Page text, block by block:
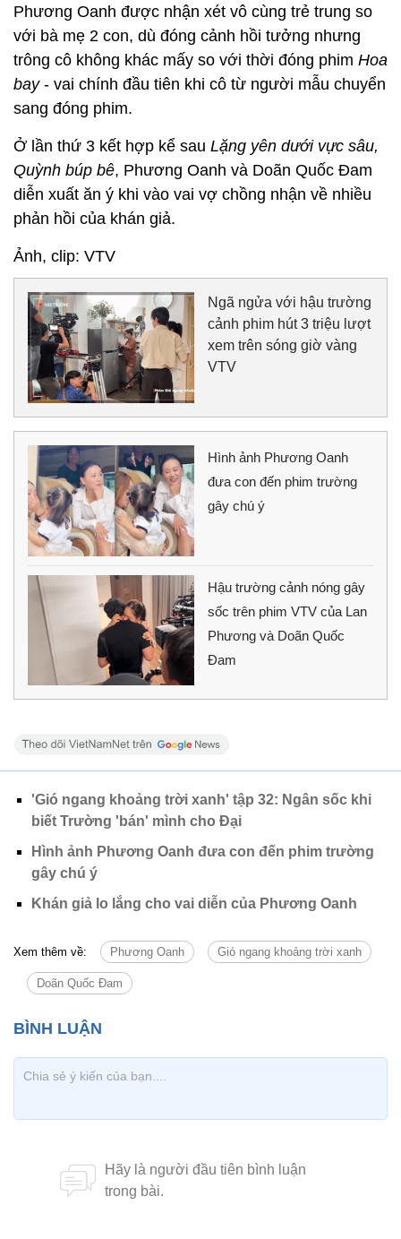
Phương Oanh được nhận xét vô cùng trẻ trung so
với bà mẹ 2 con, dù đóng cảnh hồi tưởng nhưng
trông cô không khác mấy so với thời đóng phim Hoa
bay- vai chính đầu tiên khi cô từ người mẫu chuyển
sang đóng phim.
Ở lần thứ 3 kết hợp kể sau Lặng yên dưới vực sâu,
Quỳnh búp bê, Phương Oanh và Doãn Quốc Đam
diễn xuất ăn ý khi vào vai vợ chồng nhận về nhiều
phản hồi của khán giả.
Ảnh, clip: VTV
Ngã ngửa với hậu trường
cảnh phim hút 3 triệu lượt
xem trên sóng giờ vàng
VTV
Hình ảnh Phương Oanh
đưa con đến phim trường
gây chú ý
Hậu trường cảnh nóng gây
sốc trên phim VTV của Lan
Phương và Doãn Quốc
Đam
'Gió ngang khoảng trời xanh' tập 32: Ngân sốc khi
biết Trường 'bán' mình cho Đại
Hình ảnh Phương Oanh đưa con đến phim trường
gây chú ý
Khán giả lo lắng cho vai diễn của Phương Oanh
Xem thêm về: Phương Oanh Gió ngang khoảng trời xanh
Doãn Quốc Đam